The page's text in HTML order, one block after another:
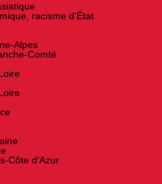
racisme d'État
Alpes
Comté
Côte d'Azur